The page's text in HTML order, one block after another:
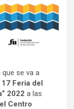
se va a
17 Feria del
2022 a las
Centro